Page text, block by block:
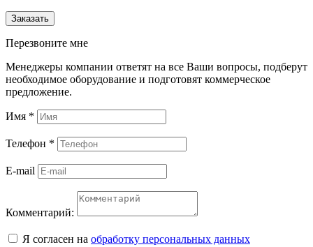
Заказать
Перезвоните мне
Менеджеры компании ответят на все Ваши вопросы, подберут
необходимое оборудование и подготовят коммерческое
предложение.
Имя *
Телефон *
E-mail
Комментарий:
Я согласен на обработку персональных данных